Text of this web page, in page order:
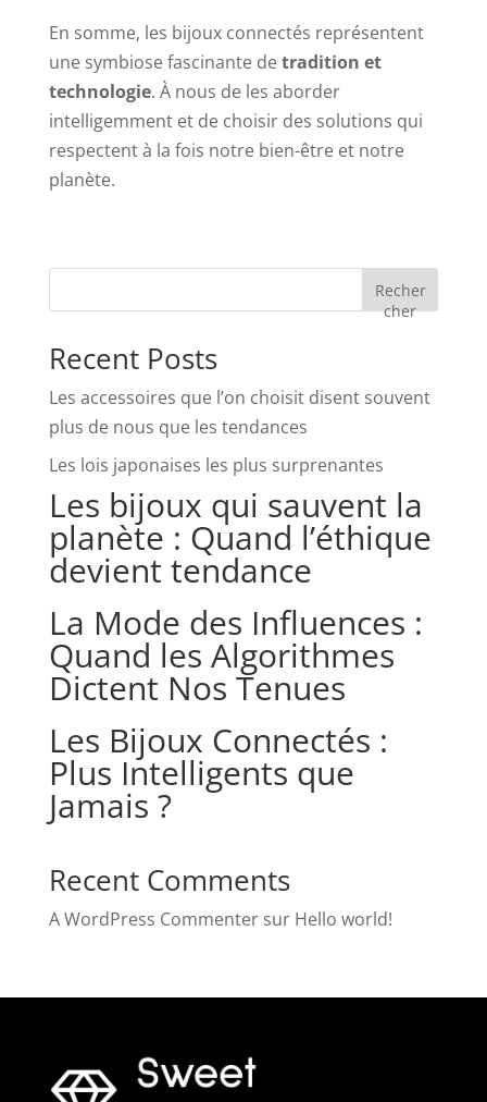
En somme, les bijoux connectés représentent
une symbiose fascinante detradition et
technologie. À nous de les aborder
intelligemment et de choisir des solutions qui
respectent à la fois notre bien-être et notre
planète.
Recher
cher
Recent Posts
Les accessoires que l’on choisit disent souvent
plus de nous que les tendances
Les lois japonaises les plus surprenantes
Les bijoux qui sauvent la
planète : Quand l’éthique
devient tendance
La Mode des Influences :
Quand les Algorithmes
Dictent Nos Tenues
Les Bijoux Connectés :
Plus Intelligents que
Jamais ?
Recent Comments
A WordPress Commentersur Hello world!